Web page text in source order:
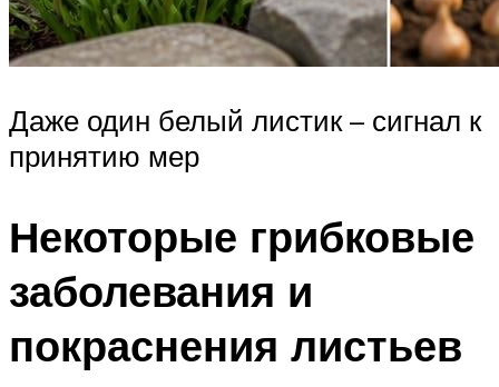
Даже один белый листик – сигнал к
принятию мер
Некоторые грибковые
заболевания и
покраснения листьев